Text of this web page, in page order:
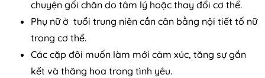
chuyện gối chăn do tâm lý hoặc thay đổi cơ thể.
Phụ nữ ở tuổi trung niên cần cân bằng nội tiết tố nữ
trong cơ thể.
Các cặp đôi muốn làm mới cảm xúc, tăng sự gắn
kết và thăng hoa trong tình yêu.